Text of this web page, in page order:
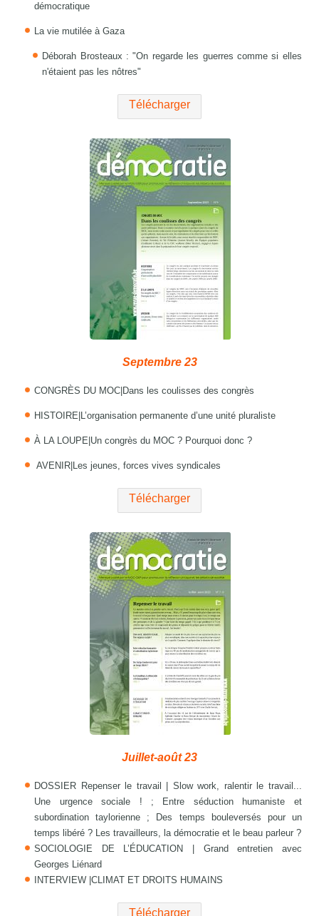
démocratique
La vie mutilée à Gaza
Déborah Brosteaux : "On regarde les guerres comme si elles
n'étaient pas les nôtres"
Télécharger
Septembre 23
CONGRÈS DU MOC|Dans les coulisses des congrès
HISTOIRE|L’organisation permanente d’une unité pluraliste
À LA LOUPE|Un congrès du MOC ? Pourquoi donc ?
AVENIR|Les jeunes, forces vives syndicales
Télécharger
Juillet-août 23
DOSSIER Repenser le travail | Slow work, ralentir le travail...
Une urgence sociale ! ; Entre séduction humaniste et
subordination taylorienne ; Des temps bouleversés pour un
temps libéré ? Les travailleurs, la démocratie et le beau parleur ?
SOCIOLOGIE DE L’ÉDUCATION | Grand entretien avec
Georges Liénard
INTERVIEW |CLIMAT ET DROITS HUMAINS
Télécharger